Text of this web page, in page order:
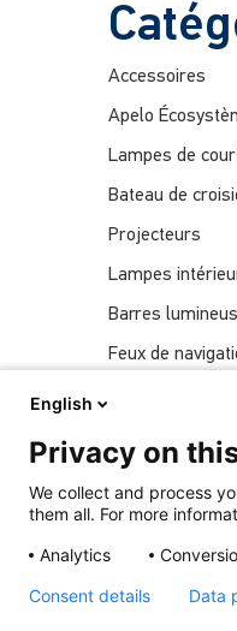
Accessoires
Apelo
Lampes de
Bateau de
Projecteurs
Lampes
Barres
Feux de
Éclairage sous-
English
Privacy on
We collect and process
them all. For more
Analytics
Consent details Data